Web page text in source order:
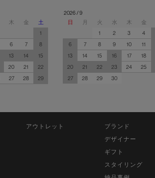
木 金
土
1
6 7
8
13 14
15
20 21
22
27 28
29
2026 / 9
日
月 火 水 木 金
1
2 3 4
6
7 8 9 10 11
13
14 15 16 17 18
20
21 22 23 24 25
27
28 29 30
アウトレット
ブランド
デザイナー
ギフト
スタイリング